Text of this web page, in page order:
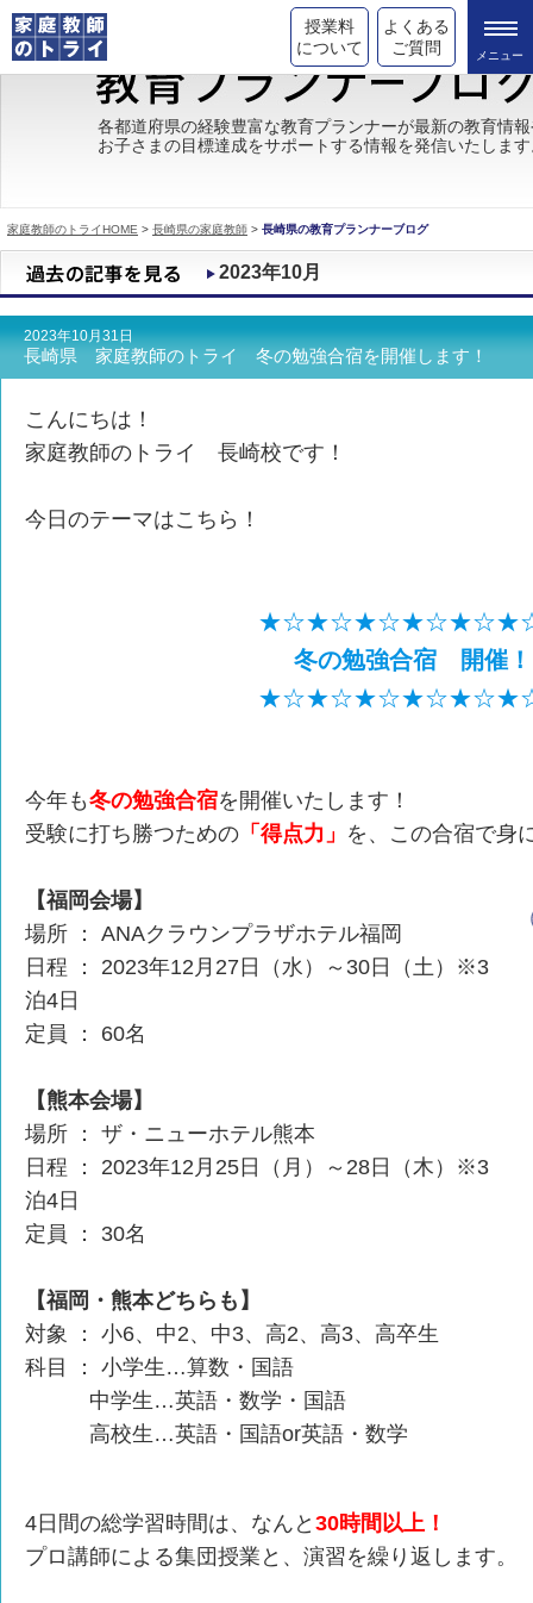
授業料
について
よくある
ご質問
トライの教育理念
成績が上がる理由
都道府県別情報
合格体験談
キャンペーン情報
各都道府県の経験豊富な教育プランナーが最新の教育情
お子さまの目標達成をサポートする情報を発信いたしま
家庭教師のトライHOME > 長崎県の家庭教師 > 長崎県の教育プランナーブログ
2023年10月
2023年10月31日
長崎県 家庭教師のトライ 冬の勉強合宿を開催します！
こんにちは！
家庭教師のトライ 長崎校です！
今日のテーマはこちら！
冬の勉強合宿 開催！
今年も冬の勉強合宿を開催いたします！
受験に打ち勝つための 「得点力」 を、この合宿で身
【福岡会場】
場所 ： ANAクラウンプラザホテル福岡
日程 ： 2023年12月27日（水）～30日（土）※3
泊4日
定員 ： 60名
【熊本会場】
場所 ： ザ・ニューホテル熊本
日程 ： 2023年12月25日（月）～28日（木）※3
泊4日
定員 ： 30名
【福岡・熊本どちらも】
対象 ： 小6、中2、中3、高2、高3、高卒生
科目 ： 小学生…算数・国語
中学生…英語・数学・国語
高校生…英語・国語or英語・数学
4日間の総学習時間は、なんと 30時間以上！
プロ講師による集団授業と、演習を繰り返します。